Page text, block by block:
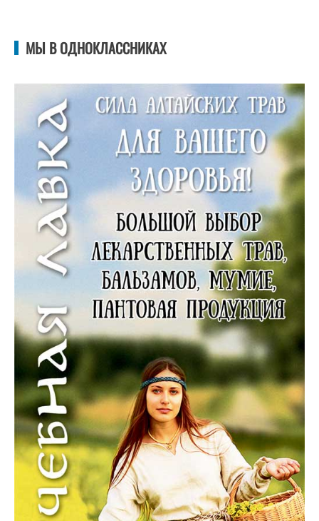
МЫ В ОДНОКЛАССНИКАХ